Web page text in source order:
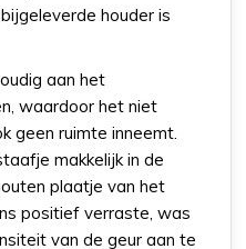
houder is
aan het
waardoor het niet
geen ruimte inneemt.
makkelijk in de
plaatje van het
positief verraste, was
van de geur aan te